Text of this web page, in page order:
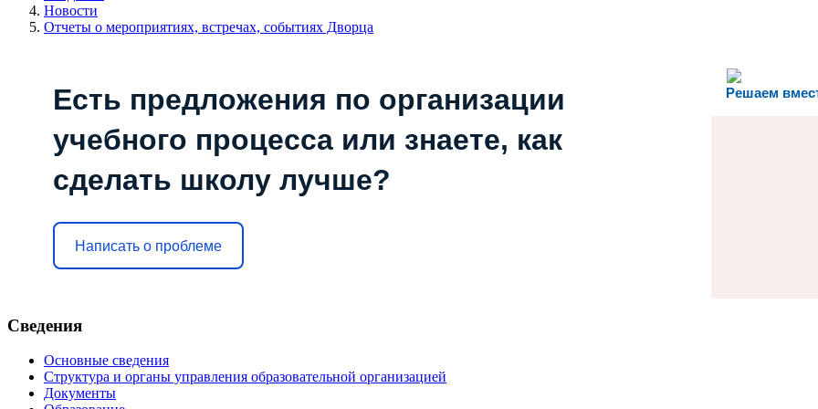
Новости
Отчеты о мероприятиях, встречах, событиях Дворца
Решаем
Есть предложения по организации
учебного процесса или знаете, как
сделать школу лучше?
Написать о проблеме
Сведения
Основные сведения
Структура и органы управления образовательной организацией
Документы